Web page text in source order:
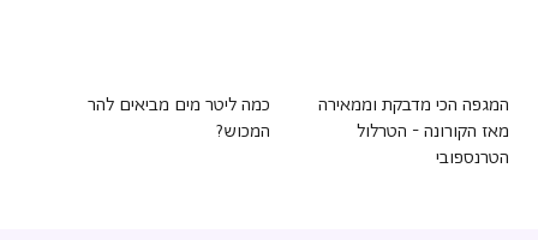
המגפה הכי מדבקת וממאירה
מאז הקורונה - הטרלול
הטרנספובי
כמה ליטר מים מביאים להר
המכוש?